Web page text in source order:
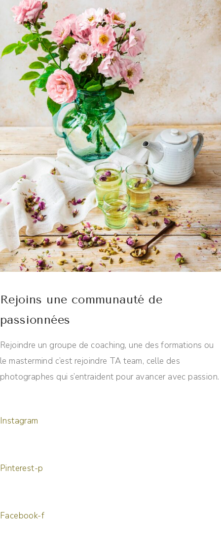
Rejoins une communauté de
passionnées
Rejoindre un groupe de coaching, une des formations ou
le mastermind c’est rejoindre TA team, celle des
photographes qui s’entraident pour avancer avec passion.
Instagram
Pinterest-p
Facebook-f